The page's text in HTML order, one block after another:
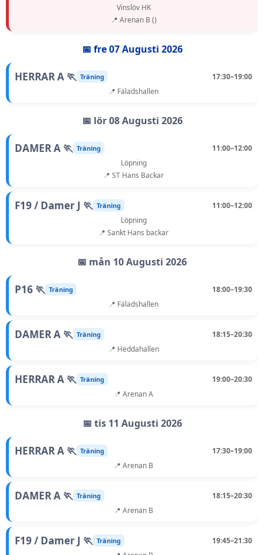
Vinslöv HK
📍 Arenan B ()
📅 fre 07 Augusti 2026
HERRAR A 🏃 Träning
17:30–19:00
📍 Fäladshallen
📅 lör 08 Augusti 2026
DAMER A 🏃 Träning
11:00–12:00
Löpning
📍 ST Hans Backar
F19 / Damer J 🏃 Träning
11:00–12:00
Löpning
📍 Sankt Hans backar
📅 mån 10 Augusti 2026
P16 🏃 Träning
18:00–19:30
📍 Fäladshallen
DAMER A 🏃 Träning
18:15–20:30
📍 Heddahallen
HERRAR A 🏃 Träning
19:00–20:30
📍 Arenan A
📅 tis 11 Augusti 2026
HERRAR A 🏃 Träning
17:30–19:00
📍 Arenan B
DAMER A 🏃 Träning
18:15–20:30
📍 Arenan B
F19 / Damer J 🏃 Träning
19:45–21:30